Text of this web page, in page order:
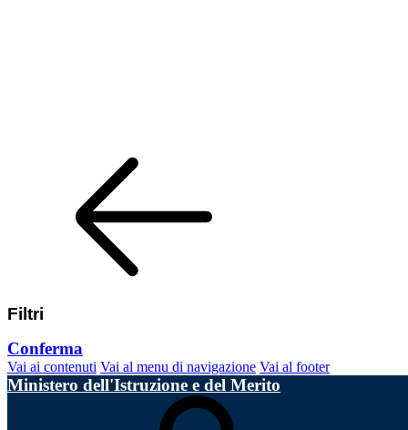
Filtri
Conferma
Vai ai contenuti Vai al menu di navigazione Vai al footer
Ministero dell'Istruzione e del Merito